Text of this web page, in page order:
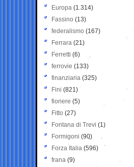
Europa (1.314)
Fassino (13)
federalismo (167)
Ferrara (21)
Ferretti (6)
ferrovie (133)
finanziaria (325)
Fini (821)
fioriere (5)
Fitto (27)
Fontana di Trevi (1)
Formigoni (90)
Forza Italia (596)
frana (9)